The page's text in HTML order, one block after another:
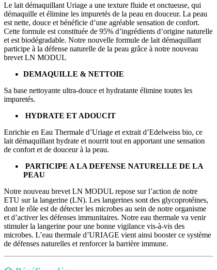
Le lait démaquillant Uriage a une texture fluide et onctueuse, qui
démaquille et élimine les impuretés de la peau en douceur. La peau
est nette, douce et bénéficie d’une agréable sensation de confort.
Cette formule est constituée de 95% d’ingrédients d’origine naturelle
et est biodégradable. Notre nouvelle formule de lait démaquillant
participe à la défense naturelle de la peau grâce à notre nouveau
brevet LN MODUL
DEMAQUILLE & NETTOIE
Sa base nettoyante ultra-douce et hydratante élimine toutes les
impuretés.
HYDRATE ET ADOUCIT
Enrichie en Eau Thermale d’Uriage et extrait d’Edelweiss bio, ce
lait démaquillant hydrate et nourrit tout en apportant une sensation
de confort et de douceur à la peau.
PARTICIPE A LA DEFENSE NATURELLE DE LA
PEAU
Notre nouveau brevet LN MODUL repose sur l’action de notre
ETU sur la langerine (LN). Les langerines sont des glycoprotéines,
dont le rôle est de détecter les microbes au sein de notre organisme
et d’activer les défenses immunitaires. Notre eau thermale va venir
stimuler la langerine pour une bonne vigilance vis-à-vis des
microbes. L’eau thermale d’URIAGE vient ainsi booster ce système
de défenses naturelles et renforcer la barrière immune.